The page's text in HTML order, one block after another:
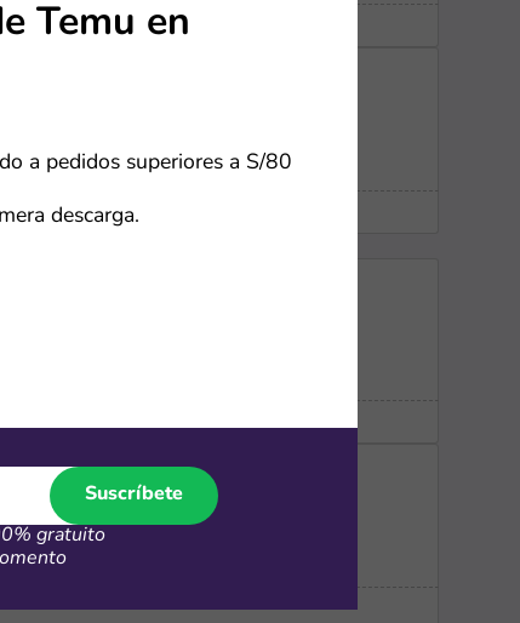
Temu en
a pedidos superiores a S/80
descarga.
Suscríbete
gratuito